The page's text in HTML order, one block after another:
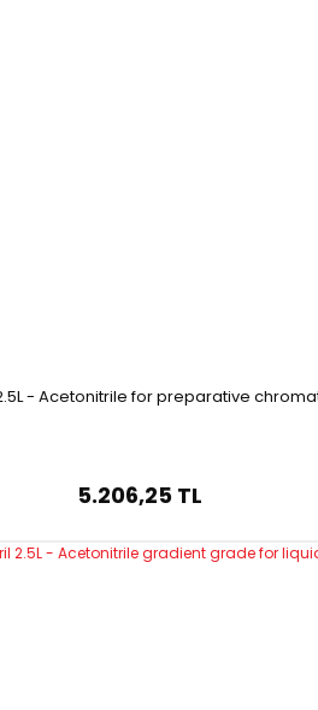
- Acetonitrile for preparative
5.206,25 TL